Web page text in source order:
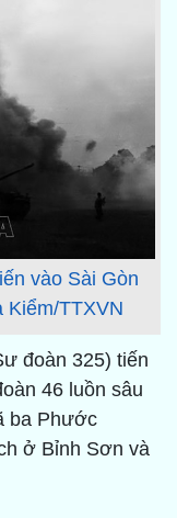
vào Sài Gòn
Kiểm/TTXVN
đoàn 325) tiến
46 luồn sâu
ba Phước
ở Bỉnh Sơn và